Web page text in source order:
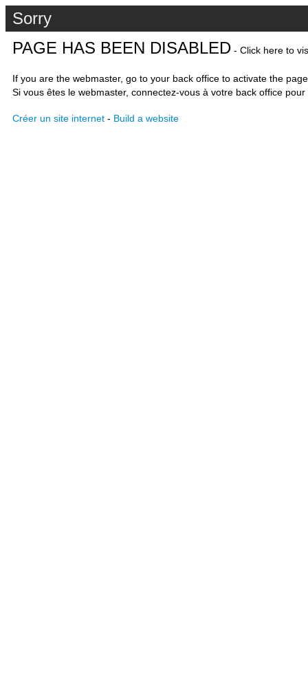
Sorry
PAGE HAS BEEN DISABLED - Click here to
If you are the webmaster, go to your back office to activate the
Si vous êtes le webmaster, connectez-vous à votre back office
Créer un site internet - Build a website